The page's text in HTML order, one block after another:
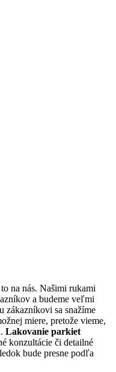
na nás. Našimi rukami
a budeme veľmi
zákazníkovi sa snažíme
miere, pretože vieme,
Lakovanie parkiet
konzultácie či detailné
bude presne podľa